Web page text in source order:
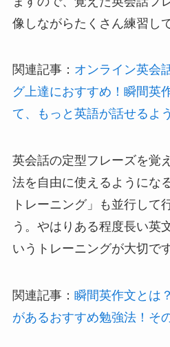
像しながらたくさん練習し
関連記事： オンライン英会
グ上達におすすめ！瞬間英
て、もっと英語が話せるよ
英会話の定型フレーズを覚
法を自由に使えるようにな
トレーニング」も並行して
う。やはりある程度長い英
いうトレーニングが大切です
関連記事： 瞬間英作文とは
があるおすすめ勉強法！そ